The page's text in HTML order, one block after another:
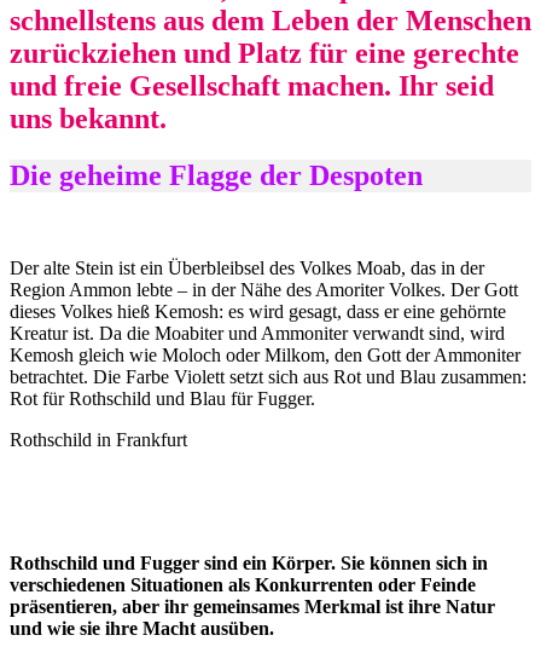
schnellstens aus dem Leben der Menschen
zurückziehen und Platz für eine gerechte
und freie Gesellschaft machen. Ihr seid
uns bekannt.
Die geheime Flagge der Despoten
Der alte Stein ist ein Überbleibsel des Volkes Moab, das in der
Region Ammon lebte – in der Nähe des Amoriter Volkes. Der Gott
dieses Volkes hieß Kemosh: es wird gesagt, dass er eine gehörnte
Kreatur ist. Da die Moabiter und Ammoniter verwandt sind, wird
Kemosh gleich wie Moloch oder Milkom, den Gott der Ammoniter
betrachtet. Die Farbe Violett setzt sich aus Rot und Blau zusammen:
Rot für Rothschild und Blau für Fugger.
Rothschild in Frankfurt
Rothschild und Fugger sind ein Körper. Sie können sich in
verschiedenen Situationen als Konkurrenten oder Feinde
präsentieren, aber ihr gemeinsames Merkmal ist ihre Natur
und wie sie ihre Macht ausüben.